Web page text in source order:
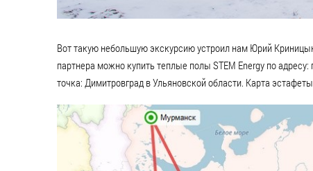
Вот такую небольшую экскурсию устроил нам Юрий
партнера можно купить теплые полы STEM Energy по
точка: Димитровград в Ульяновской области. Карта